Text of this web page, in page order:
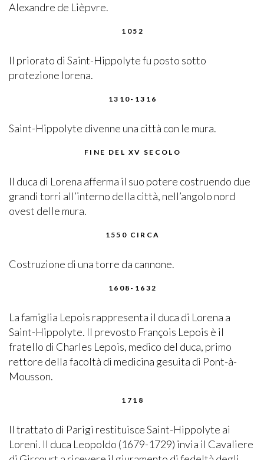
Alexandre de Lièpvre.
1052
Il priorato di Saint-Hippolyte fu posto sotto
protezione lorena.
1310-1316
Saint-Hippolyte divenne una città con le mura.
FINE DEL XV SECOLO
Il duca di Lorena afferma il suo potere costruendo due
grandi torri all’interno della città, nell’angolo nord
ovest delle mura.
1550 CIRCA
Costruzione di una torre da cannone.
1608-1632
La famiglia Lepois rappresenta il duca di Lorena a
Saint-Hippolyte. Il prevosto François Lepois è il
fratello di Charles Lepois, medico del duca, primo
rettore della facoltà di medicina gesuita di Pont-à-
Mousson.
1718
Il trattato di Parigi restituisce Saint-Hippolyte ai
Loreni. Il duca Leopoldo (1679-1729) invia il Cavaliere